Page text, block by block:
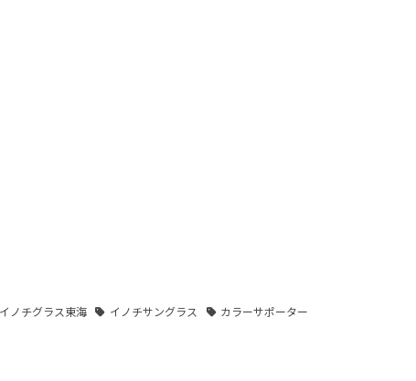
イノチグラス東海 イノチサングラス
カラーサポーター